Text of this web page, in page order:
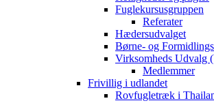
Fuglekursusgruppen
Referater
Hædersudvalget
Børne- og
Virksomheds Udvalg
Medlemmer
Frivillig i udlandet
Rovfugletræk i